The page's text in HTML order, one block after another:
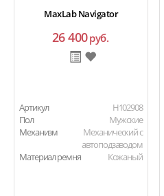
MaxLab Navigator
26 400руб.
Артикул
H102908
Пол
Мужские
Механизм
Механический с
автоподзаводом
Материал ремня
Кожаный